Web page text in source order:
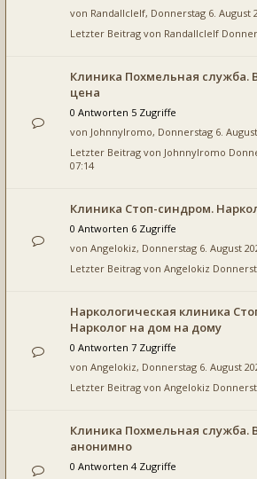
von Randallclelf, Donnerstag 6. August
Letzter Beitrag von Randallclelf
Клиника Похмельная служба.
цена
0 Antworten 5 Zugriffe
von JohnnyIromo, Donnerstag 6.
Letzter Beitrag von JohnnyIromo
07:14
Клиника Стоп-синдром.
0 Antworten 6 Zugriffe
von Angelokiz, Donnerstag 6. August
Letzter Beitrag von Angelokiz
Наркологическая клиника
Нарколог на дом на дому
0 Antworten 7 Zugriffe
von Angelokiz, Donnerstag 6. August
Letzter Beitrag von Angelokiz
Клиника Похмельная служба.
анонимно
0 Antworten 4 Zugriffe